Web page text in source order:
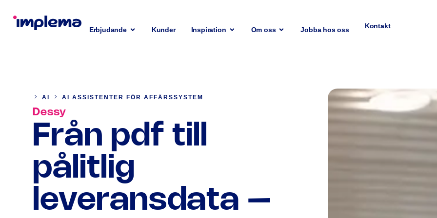
Erbjudande Kunder Inspiration Om oss Jobba hos oss Kontakt
AI AI ASSISTENTER FÖR AFFÄRSSYSTEM
Dessy
Från pdf till
pålitlig
leveransdata –